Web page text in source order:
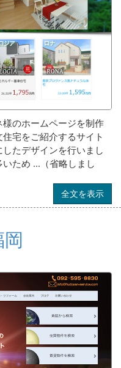
のホームページを制作
宅をご紹介するサイト
たデザインを行いまし
ため ...（省略しまし
全文を表示